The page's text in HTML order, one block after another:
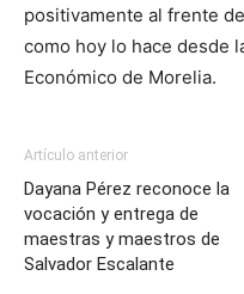
positivamente al frente
como hoy lo hace desde
Económico de Morelia.
Artículo anterior
Dayana Pérez reconoce la
vocación y entrega de
maestras y maestros de
Salvador Escalante